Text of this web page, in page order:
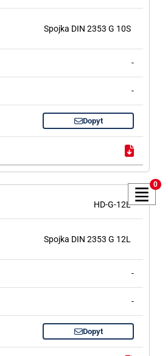
Spojka DIN 2353 G 10S
-
-
Dopyt
HD-G-12L
Spojka DIN 2353 G 12L
-
-
Dopyt
0